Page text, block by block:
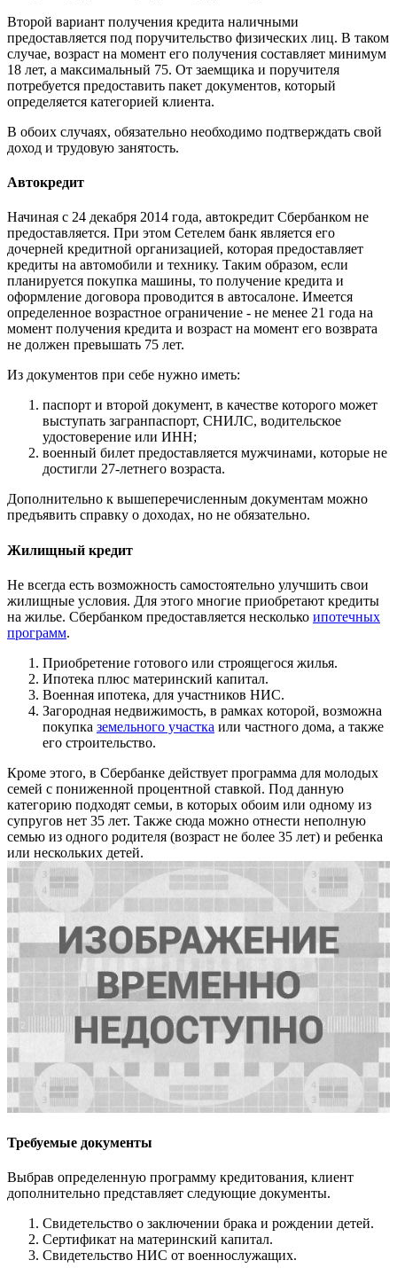
Второй вариант получения кредита наличными
предоставляется под поручительство физических лиц. В таком
случае, возраст на момент его получения составляет минимум
18 лет, а максимальный 75. От заемщика и поручителя
потребуется предоставить пакет документов, который
определяется категорией клиента.
В обоих случаях, обязательно необходимо подтверждать свой
доход и трудовую занятость.
Автокредит
Начиная с 24 декабря 2014 года, автокредит Сбербанком не
предоставляется. При этом Сетелем банк является его
дочерней кредитной организацией, которая предоставляет
кредиты на автомобили и технику. Таким образом, если
планируется покупка машины, то получение кредита и
оформление договора проводится в автосалоне. Имеется
определенное возрастное ограничение - не менее 21 года на
момент получения кредита и возраст на момент его возврата
не должен превышать 75 лет.
Из документов при себе нужно иметь:
паспорт и второй документ, в качестве которого может
выступать загранпаспорт, СНИЛС, водительское
удостоверение или ИНН;
военный билет предоставляется мужчинами, которые не
достигли 27-летнего возраста.
Дополнительно к вышеперечисленным документам можно
предъявить справку о доходах, но не обязательно.
Жилищный кредит
Не всегда есть возможность самостоятельно улучшить свои
жилищные условия. Для этого многие приобретают кредиты
на жилье. Сбербанком предоставляется несколько ипотечных
программ.
Приобретение готового или строящегося жилья.
Ипотека плюс материнский капитал.
Военная ипотека, для участников НИС.
Загородная недвижимость, в рамках которой, возможна
покупка земельного участка или частного дома, а также
его строительство.
Кроме этого, в Сбербанке действует программа для молодых
семей с пониженной процентной ставкой. Под данную
категорию подходят семьи, в которых обоим или одному из
супругов нет 35 лет. Также сюда можно отнести неполную
семью из одного родителя (возраст не более 35 лет) и ребенка
или нескольких детей.
Требуемые документы
Выбрав определенную программу кредитования, клиент
дополнительно представляет следующие документы.
Свидетельство о заключении брака и рождении детей.
Сертификат на материнский капитал.
Свидетельство НИС от военнослужащих.